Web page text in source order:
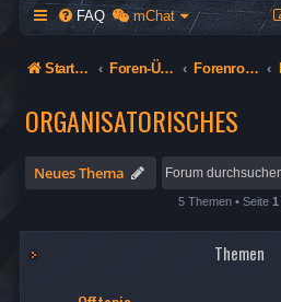
FAQ mChat
Startseite Foren-Übersicht Forenrollenspiel (Öffentlich)
ORGANISATORISCHES
Neues Thema
5 Themen • Seite 1
Themen